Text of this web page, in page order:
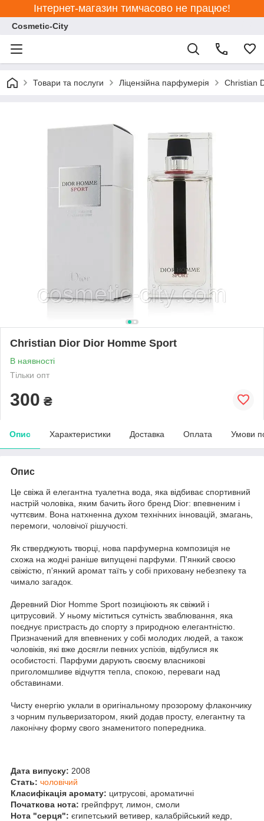
Інтернет-магазин тимчасово не працює!
Cosmetic-City
Товари та послуги Ліцензійна парфумерія Christian
Christian Dior Dior Homme Sport
В наявності
Тільки опт
300 ₴
Опис Характеристики Доставка Оплата Умови
Опис
Це свіжа й елегантна туалетна вода, яка відбиває спортивний
настрій чоловіка, яким бачить його бренд Dior: впевненим і
чуттєвим. Вона натхненна духом технічних інновацій, змагань,
перемоги, чоловічої рішучості.
Як стверджують творці, нова парфумерна композиція не
схожа на жодні раніше випущені парфуми. П'янкий своєю
свіжістю, п'янкий аромат таїть у собі приховану небезпеку та
чимало загадок.
Деревний Dior Homme Sport позиціюють як свіжий і
цитрусовий. У ньому міститься сутність зваблювання, яка
поєднує пристрасть до спорту з природною елегантністю.
Призначений для впевнених у собі молодих людей, а також
чоловіків, які вже досягли певних успіхів, відбулися як
особистості. Парфуми дарують своєму власникові
приголомшливе відчуття тепла, спокою, переваги над
обставинами.
Чисту енергію уклали в оригінальному прозорому флакончику
з чорним пульверизатором, який додав просту, елегантну та
лаконічну форму свого знаменитого попередника.
Дата випуску: 2008
Стать: чоловічий
Класифікація аромату: цитрусові, ароматичні
Початкова нота: грейпфрут, лимон, смоли
Нота "серця": єгипетський ветивер, калабрійський кедр,